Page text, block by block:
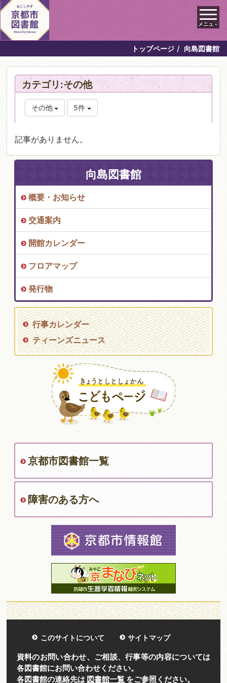
メニュ－
トップページ 向島図書館
カテゴリ:その他
その他 5件
記事がありません。
向島図書館
概要・お知らせ
交通案内
開館カレンダー
フロアマップ
発行物
行事カレンダー
ティーンズニュース
京都市図書館一覧
障害のある方へ
このサイトについて サイトマップ
資料のお問い合わせ、ご相談、行事等の内容については
各図書館にお問い合わせください。
各図書館の連絡先は 図書館一覧をご参照ください。